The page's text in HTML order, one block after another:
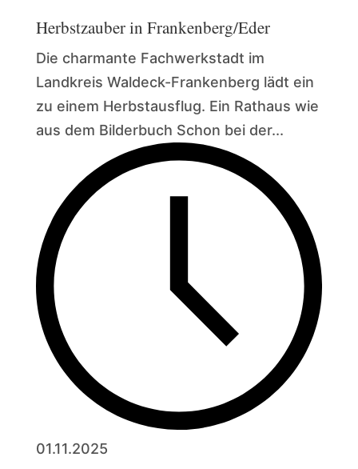
Herbstzauber in Frankenberg/Eder
Die charmante Fachwerkstadt im
Landkreis Waldeck-Frankenberg lädt ein
zu einem Herbstausflug. Ein Rathaus wie
aus dem Bilderbuch Schon bei der...
01.11.2025